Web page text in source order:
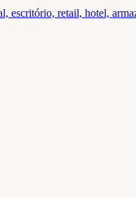
escritório, retail, hotel,